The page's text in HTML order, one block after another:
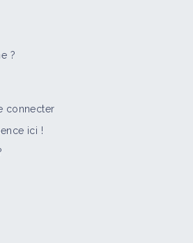
?
connecter
ici !